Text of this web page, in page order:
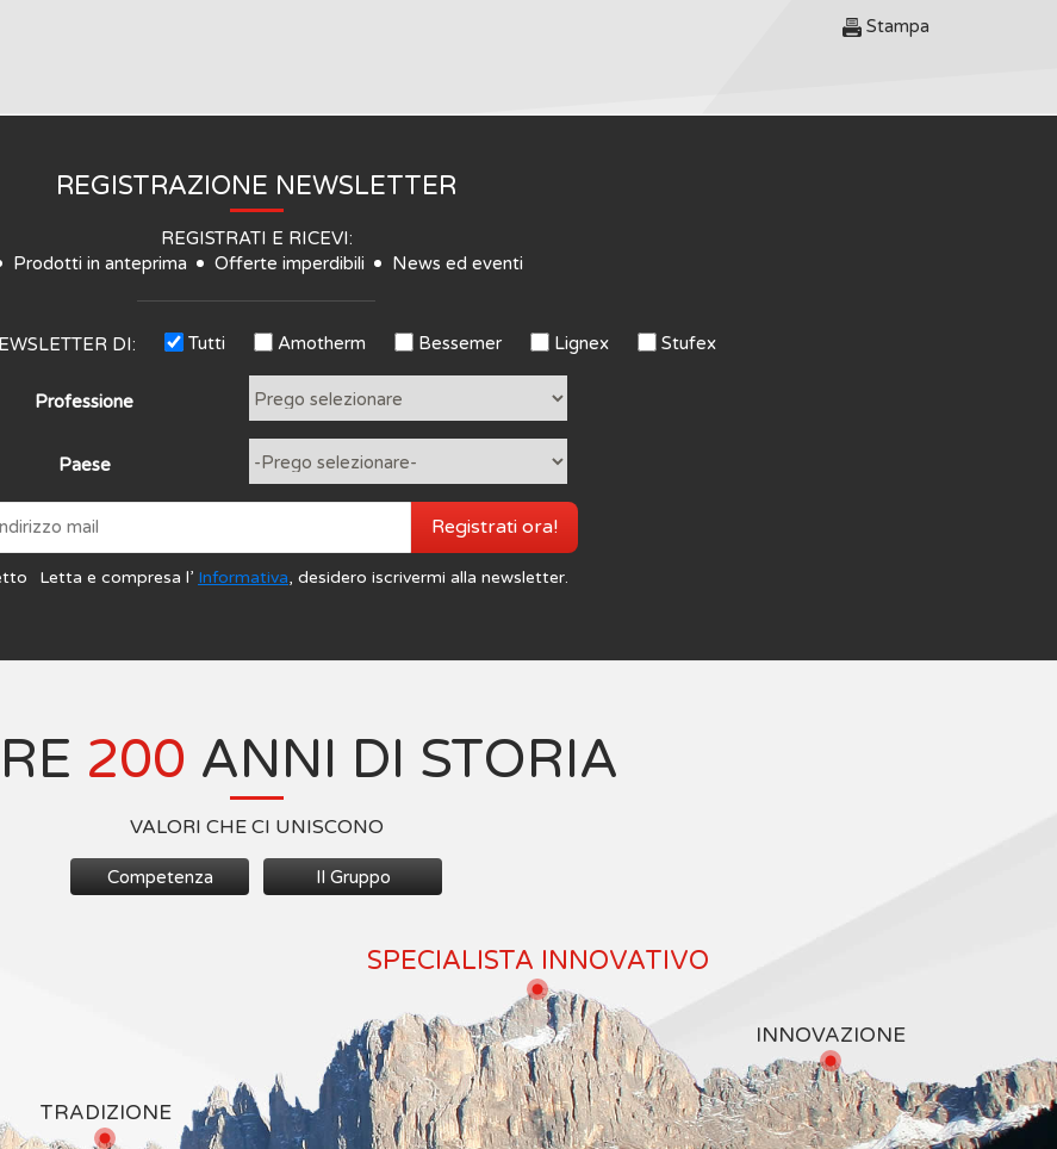
Stampa
REGISTRAZIONE NEWSLETTER
REGISTRATI E RICEVI:
Prodotti in anteprima
Offerte imperdibili News ed eventi
DI: Tutti Amotherm Bessemer Lignex Stufex
Professione
Paese
Letta e compresa l’ Informativa, desidero iscrivermi alla newsletter.
Registrati ora!
200 ANNI DI STORIA
VALORI CHE CI UNISCONO
Competenza Il Gruppo
TRADIZIONE
SPECIALISTA INNOVATIVO
INNOVAZIONE